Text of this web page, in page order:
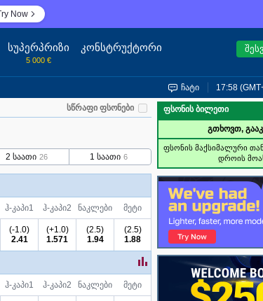
Now
სუპერპრიზი
5 000 €
კონსტრუქტორი
ჩატი 17:58
ფსონის ბილეთი
გთხოვთ,
ფსონის მაქსიმალური
დროის
სწრაფი ფსონები
2 საათი 26 1 საათი 6
ჰ-კაპი1 ჰ-კაპი2 ნაკლები მეტი
(-1.0)
2.41
(+1.0)
1.571
(2.5)
1.94
(2.5)
1.88
ჰ-კაპი1 ჰ-კაპი2 ნაკლები მეტი